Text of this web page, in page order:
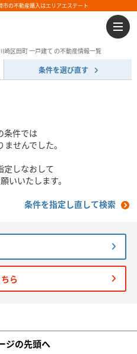
の不動産購入はエリアエステート
崎区田町 一戸建て の不動産情報一覧
条件を選び直す
条件では
せんでした。
定しなおして
いいたします。
条件を指定し直して検索
ら
ジの先頭へ